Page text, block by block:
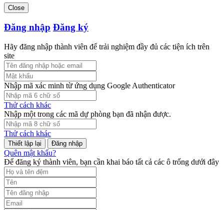
Close
Đăng nhập Đăng ký
Hãy đăng nhập thành viên để trải nghiệm đầy đủ các tiện ích trên
site
Nhập mã xác minh từ ứng dụng Google Authenticator
Thử cách khác
Nhập một trong các mã dự phòng bạn đã nhận được.
Thử cách khác
Đăng nhập
Quên mật khẩu?
Để đăng ký thành viên, bạn cần khai báo tất cả các ô trống dưới đây